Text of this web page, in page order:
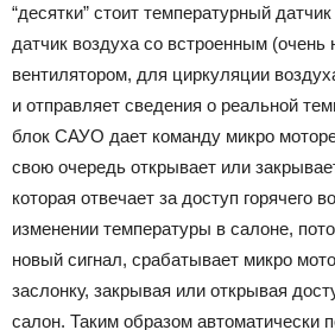
“десятки” стоит температурный
датчик воздуха со встроенным
вентилятором, для циркуляции
и отправляет сведения о реальной
блок САУО дает команду микро
свою очередь открывает или
которая отвечает за доступ горячего
изменении температуры в салоне,
новый сигнал, срабатывает микро
заслонку, закрывая или открывая
салон. Таким образом автоматически